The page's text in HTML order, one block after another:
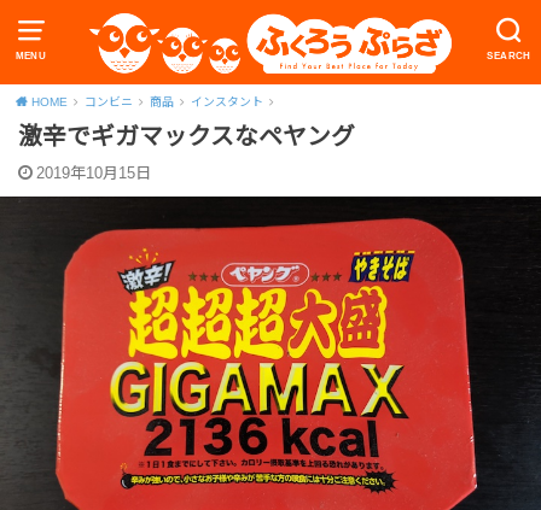
MENU SEARCH
HOME コンビニ 商品 インスタント
激辛でギガマックスなペヤング
2019年10月15日